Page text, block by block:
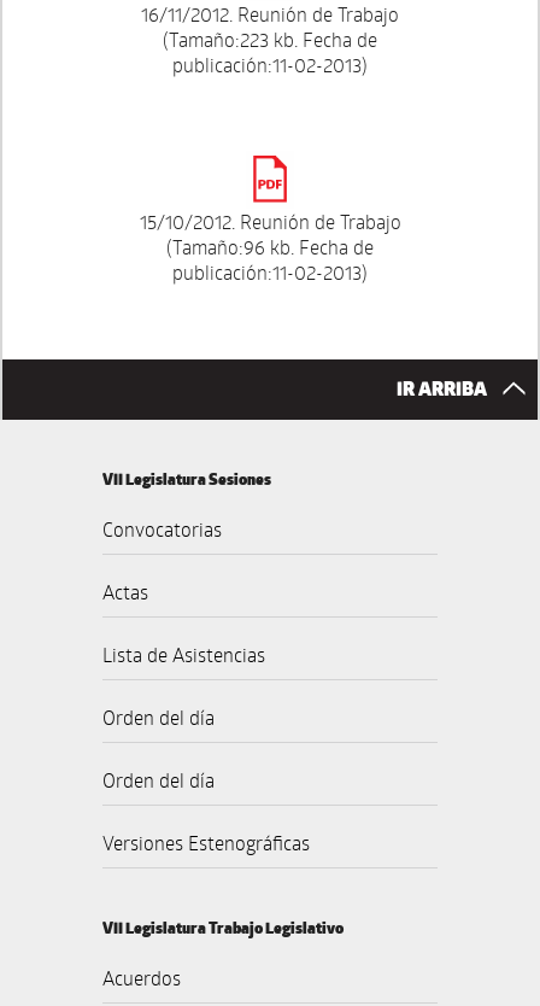
16/11/2012. Reunión de Trabajo
(Tamaño:223 kb. Fecha de
publicación:11-02-2013)
15/10/2012. Reunión de Trabajo
(Tamaño:96 kb. Fecha de
publicación:11-02-2013)
IR ARRIBA
VII Legislatura Sesiones
Convocatorias
Actas
Lista de Asistencias
Orden del día
Orden del día
Versiones Estenográficas
VII Legislatura Trabajo Legislativo
Acuerdos